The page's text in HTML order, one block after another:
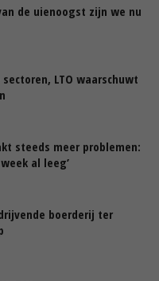
de uienoogst zijn we nu
LTO waarschuwt
steeds meer problemen:
al leeg’
boerderij ter